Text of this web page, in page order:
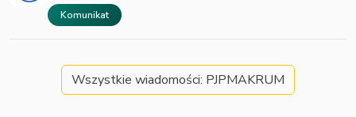
Komunikat
Wszystkie wiadomości: PJPMAKRUM